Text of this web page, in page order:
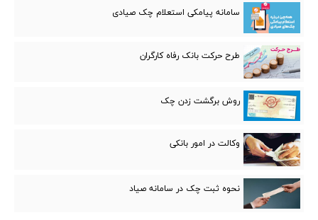
سامانه پیامکی استعلام چک صیادی
طرح حرکت بانک رفاه کارگران
روش برگشت زدن چک
وکالت در امور بانكی
نحوه ثبت چک در سامانه صیاد